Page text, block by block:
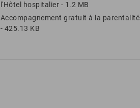
l'Hôtel hospitalier - 1.2 MB
Accompagnement gratuit à la parentalité
- 425.13 KB